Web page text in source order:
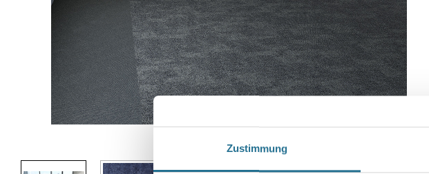
Zustimmung